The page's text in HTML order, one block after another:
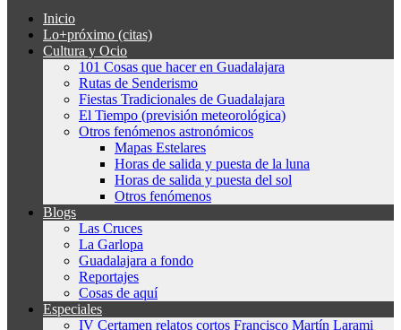
Inicio
Lo+próximo (citas)
Cultura y Ocio
101 Cosas que hacer en Guadalajara
Rutas de Senderismo
Fiestas Tradicionales de Guadalajara
El Tiempo (previsión meteorológica)
Otros fenómenos astronómicos
Mapas Estelares
Horas de salida y puesta de la luna
Horas de salida y puesta del sol
Otros fenómenos
Blogs
Las Cruces
La Garlopa
Guadalajara a fondo
Reportajes
Cosas de aquí
Especiales
IV Certamen relatos cortos Francisco Martín Larami